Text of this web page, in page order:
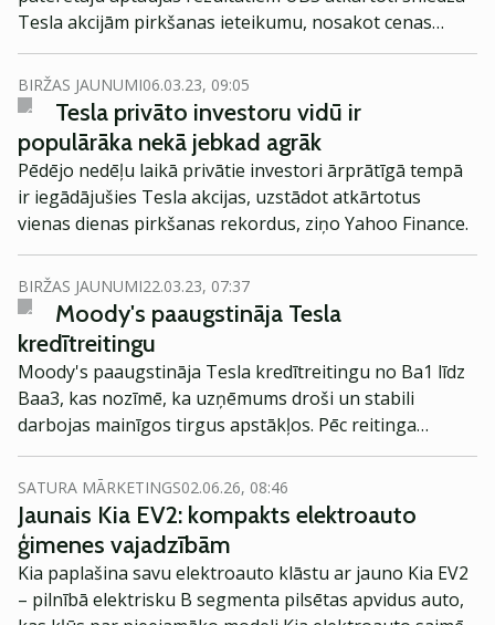
Tesla akcijām pirkšanas ieteikumu, nosakot cenas
mērķi 220 dolāru apmērā.
BIRŽAS JAUNUMI06.03.23, 09:05
Tesla privāto investoru vidū ir
populārāka nekā jebkad agrāk
Pēdējo nedēļu laikā privātie investori ārprātīgā tempā
ir iegādājušies Tesla akcijas, uzstādot atkārtotus
vienas dienas pirkšanas rekordus, ziņo Yahoo Finance.
BIRŽAS JAUNUMI22.03.23, 07:37
Moody's paaugstināja Tesla
kredītreitingu
Moody's paaugstināja Tesla kredītreitingu no Ba1 līdz
Baa3, kas nozīmē, ka uzņēmums droši un stabili
darbojas mainīgos tirgus apstākļos. Pēc reitinga
paaugstināšanas Tesla akcijas pieauga par teju 8%.
SATURA MĀRKETINGS02.06.26, 08:46
Jaunais Kia EV2: kompakts elektroauto
ģimenes vajadzībām
Kia paplašina savu elektroauto klāstu ar jauno Kia EV2
– pilnībā elektrisku B segmenta pilsētas apvidus auto,